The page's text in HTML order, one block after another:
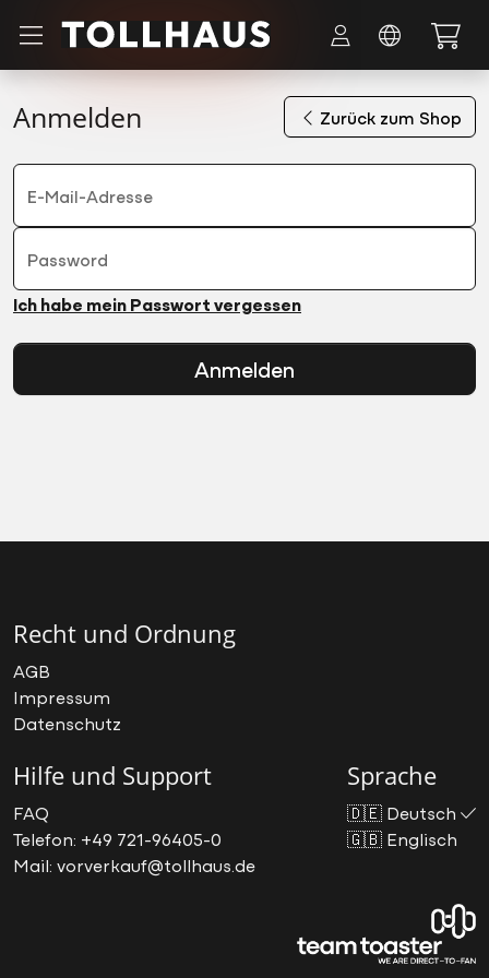
Zum Hauptinhalt springen
Anmelden Zurück zum Shop
E-Mail-Adresse
Password
Ich habe mein Passwort vergessen
Anmelden
Recht und Ordnung
AGB
Impressum
Datenschutz
Hilfe und Support
FAQ
Telefon: +49 721-96405-0
Mail: vorverkauf@tollhaus.de
Sprache
🇩🇪 Deutsch
🇬🇧 Englisch